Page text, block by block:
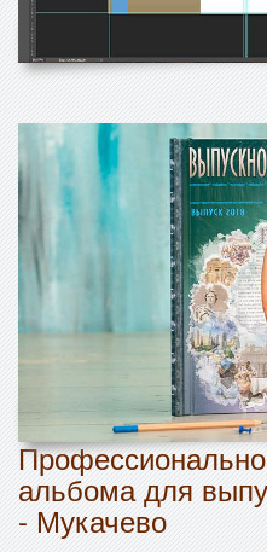
альбома для
- Мукачево